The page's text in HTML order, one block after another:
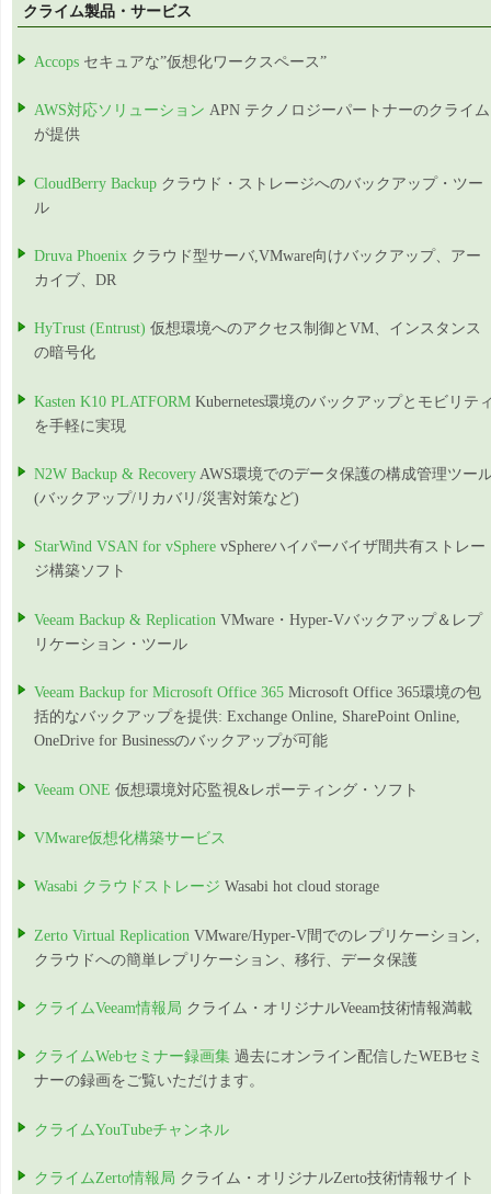
クライム製品・サービス
Accops セキュアな”仮想化ワークスペース”
AWS対応ソリューション APN テクノロジーパートナーのクライム
が提供
CloudBerry Backup クラウド・ストレージへのバックアップ・ツー
ル
Druva Phoenix クラウド型サーバ,VMware向けバックアップ、アー
カイブ、DR
HyTrust (Entrust) 仮想環境へのアクセス制御とVM、インスタンス
の暗号化
Kasten K10 PLATFORM Kubernetes環境のバックアップとモビリテ
を手軽に実現
N2W Backup & Recovery AWS環境でのデータ保護の構成管理ツー
(バックアップ/リカバリ/災害対策など)
StarWind VSAN for vSphere vSphereハイパーバイザ間共有ストレー
ジ構築ソフト
Veeam Backup & Replication VMware・Hyper-Vバックアップ＆レプ
リケーション・ツール
Veeam Backup for Microsoft Office 365 Microsoft Office 365環境の包
括的なバックアップを提供: Exchange Online, SharePoint Online,
OneDrive for Businessのバックアップが可能
Veeam ONE 仮想環境対応監視&レポーティング・ソフト
VMware仮想化構築サービス
Wasabi クラウドストレージ Wasabi hot cloud storage
Zerto Virtual Replication VMware/Hyper-V間でのレプリケーション,
クラウドへの簡単レプリケーション、移行、データ保護
クライムVeeam情報局 クライム・オリジナルVeeam技術情報満載
クライムWebセミナー録画集 過去にオンライン配信したWEBセミ
ナーの録画をご覧いただけます。
クライムYouTubeチャンネル
クライムZerto情報局 クライム・オリジナルZerto技術情報サイト